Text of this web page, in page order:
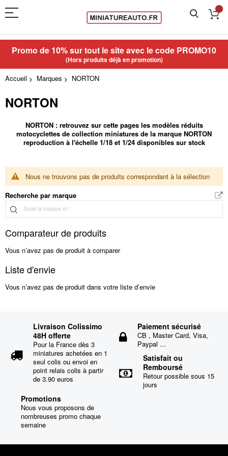
Promo de 10% sur tout le site avec le code PROMO10
(Hors produits déjà en promotion)
Accueil Marques NORTON
NORTON
NORTON : retrouvez sur cette pages les modèles réduits
motocyclettes de collection miniatures de la marque NORTON
reproduction à l'échelle 1/18 et 1/24 disponibles sur stock
Nous ne trouvons pas de produits correspondant à la sélection
Recherche par marque
Comparateur de produits
Vous n’avez pas de produit à comparer
Liste d'envie
Vous n’avez pas de produit dans votre liste d’envie
Livraison Colissimo
48H offerte
Pour la France dès 3
miniatures achetées en 1
seul colis ou envoi en
point relais colis à partir
de 3.90 euros
Paiement sécurisé
CB , Master Card, Visa,
Paypal ...
Satisfait ou
Remboursé
Retour possible sous 15
jours
Promotions
Nous vous proposons de
nombreuses promo chaque
semaine